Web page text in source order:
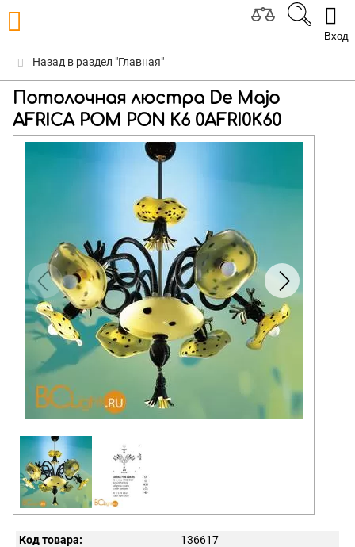
Вход
Назад в раздел "Главная"
Потолочная люстра De Majo
AFRICA POM PON K6 0AFRI0K60
Код товара: 136617